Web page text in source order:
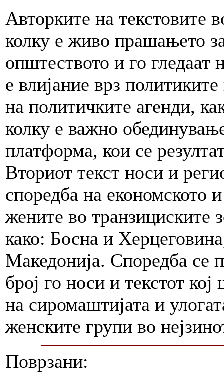
Авторките на текстовите
колку е живо прашањето
општеството и го
е влијание врз
на политичките агенди,
колку е важно
платформа, кои се
Вториот текст носи и
споредба на економското
жените во транзициските
како: Босна и
Македонија. Споредба се
број го носи и текстот
на сиромаштијата и
женските групи во
Поврзани: